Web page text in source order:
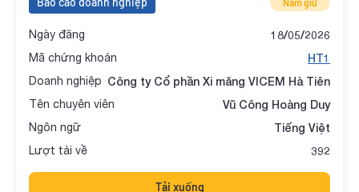
Ngày đăng 18/05/2026
Mã chứng khoán HT1
Doanh nghiệp Công ty Cổ phần Xi măng VICEM Hà Tiên
Tên chuyên viên Vũ Công Hoàng Duy
Ngôn ngữ Tiếng Việt
Lượt tải về 392
Tải xuống